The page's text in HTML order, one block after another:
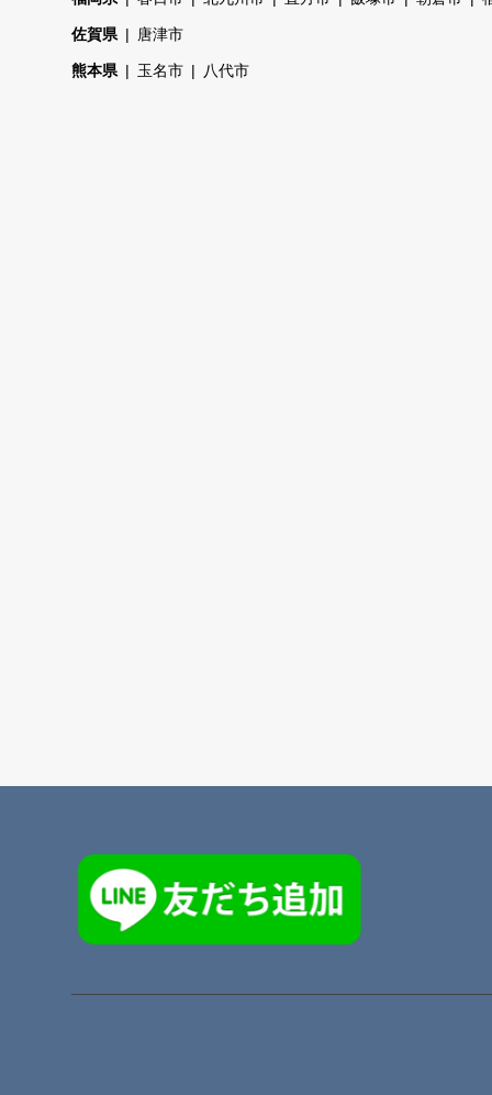
佐賀県 唐津市
熊本県 玉名市 八代市